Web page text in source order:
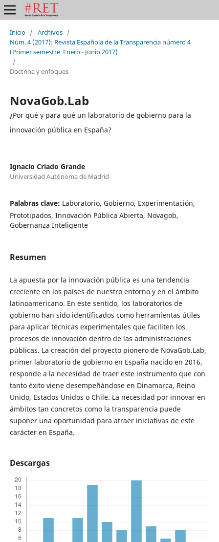
Inicio / Archivos /
Núm. 4 (2017): Revista Española de la Transparencia número 4
(Primer semestre. Enero - Junio 2017)
/
Doctrina y enfoques
NovaGob.Lab
¿Por qué y para qué un laboratorio de gobierno para la
innovación pública en España?
Ignacio Criado Grande
Universidad Autónoma de Madrid
Palabras clave: Laboratorio, Gobierno, Experimentación,
Prototipados, Innovación Pública Abierta, Novagob,
Gobernanza Inteligente
Resumen
La apuesta por la innovación pública es una tendencia
creciente en los países de nuestro entorno y en el ámbito
latinoamericano. En este sentido, los laboratorios de
gobierno han sido identificados como herramientas útiles
para aplicar técnicas experimentales que faciliten los
procesos de innovación dentro de las administraciones
públicas. La creación del proyecto pionero de NovaGob.Lab,
primer laboratorio de gobierno en España nacido en 2016,
responde a la necesidad de traer este instrumento que con
tanto éxito viene desempeñándose en Dinamarca, Reino
Unido, Estados Unidos o Chile. La necesidad por innovar en
ámbitos tan concretos como la transparencia puede
suponer una oportunidad para atraer iniciativas de este
carácter en España.
Descargas